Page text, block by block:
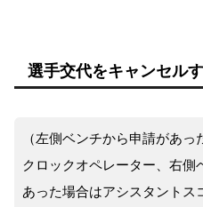
選手交代をキャンセル
（左側ベンチから申請があっ
クロックオペレーター、右側
あった場合はアシスタントス